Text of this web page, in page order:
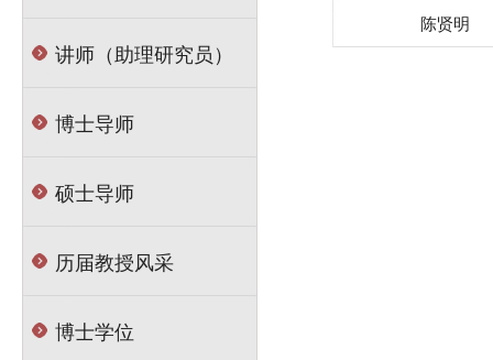
讲师（助理研究员）
博士导师
硕士导师
历届教授风采
博士学位
陈贤明